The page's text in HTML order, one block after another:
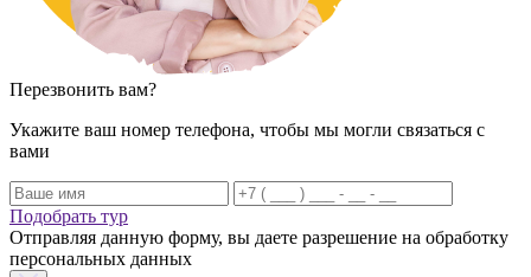
Перезвонить вам?
Укажите ваш номер телефона, чтобы мы могли связаться с
вами
Подобрать тур
Отправляя данную форму, вы даете разрешение на обработку
персональных данных